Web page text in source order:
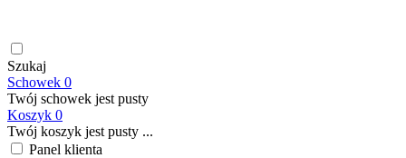
Szukaj
Schowek 0
Twój schowek jest pusty
Koszyk 0
Twój koszyk jest pusty ...
Panel klienta